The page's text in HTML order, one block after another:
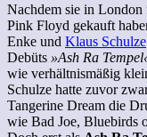
Nachdem sie in London
Pink Floyd gekauft
Enke und Klaus Schulze
Debüts »Ash Ra
wie verhältnismäßig
Schulze hatte zuvor
Tangerine Dream die
wie Bad Joe, Bluebirds